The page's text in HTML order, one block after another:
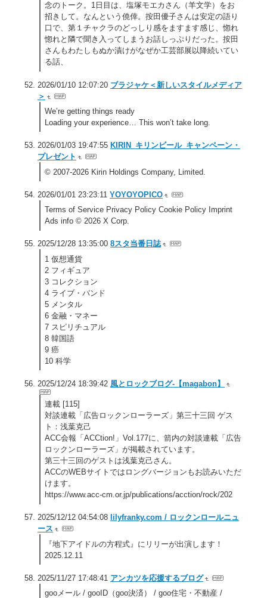
念のトーク。1日目は、塩塚モエカさん（羊文学）をお
招きして。なんという僥倖。按田優子さんは安定の語り
口で、第１チャクラのどっしり感をますます感じ、惚れ
惚れと隣で聞き入ってしまうお話しっぷりだった。按田
さんもわたしもぬか漬けがなぜか工芸部展以降続いてい
る話、
2026/01/10 12:07:20 ブラジャケ＜新しいスタイルメディア
＞
We’re getting things ready
Loading your experience… This won’t take long.
2026/01/03 19:47:55 KIRIN_キリンビール_キャンペーン・
プレゼント
© 2007-2026 Kirin Holdings Company, Limited.
2026/01/01 23:23:11 YOYOYOPICO
Terms of Service Privacy Policy Cookie Policy Imprint
Ads info © 2026 X Corp.
2025/12/28 13:35:00 8スタ当番日誌
1 仮想通貨
2 フィギュア
3 コレクション
4 ライブ・バンド
5 メンタル
6 金融・マネー
7 スピリチュアル
8 韓国語
9 癌
10 科学
2025/12/24 18:39:42 風とロックブログ-【magabon】
連載 [115]
対談連載「広告ロックンローラーズ」第三十三回 ゲス
ト：浅葉克己
ACC会報「ACCtion!」Vol.177に、箭内の対談連載「広告
ロックンローラーズ」が掲載されています。
第三十三回のゲストは浅葉克己さん。
ACCのWEBサイトではロングバージョンもお読みいただ
けます。
https://www.acc-cm.or.jp/publications/acction/rock/202
2025/12/12 04:54:08 lilyfranky.com / ロックンロールニュ
ース
『地下アイドルの方程式』にリリーが出演します！
2025.12.11
2025/11/27 17:48:41 アンカツを応援するブログ
gooメール / gooID（goo決済） / goo住宅・不動産 /